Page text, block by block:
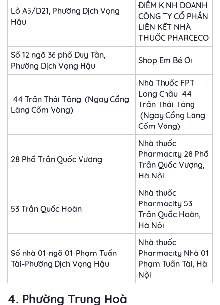
Lô A5/D21, Phường Dịch Vọng
Hậu
ĐIỂM KINH DOANH
CÔNG TY CỔ PHẦN
LIÊN KẾT NHÀ
THUỐC PHARCECO
Số 12 ngõ 36 phố Duy Tân,
Phường Dịch Vọng Hậu
Shop Em Bé Ơi
44 Trần Thái Tông (Ngay Cổng
Làng Cốm Vòng)
Nhà Thuốc FPT
Long Châu 44
Trần Thái Tông
(Ngay Cổng Làng
Cốm Vòng)
28 Phố Trần Quốc Vượng
Nhà thuốc
Pharmacity 28 Phố
Trần Quốc Vượng,
Hà Nội
53 Trần Quốc Hoàn
Nhà thuốc
Pharmacity 53
Trần Quốc Hoàn,
Hà Nội
Số nhà 01-ngõ 01-Phạm Tuấn
Tài-Phường Dịch Vọng Hậu
Nhà thuốc
Pharmacity Nhà 01
Phạm Tuấn Tài, Hà
Nội
4. Phường Trung Hoà